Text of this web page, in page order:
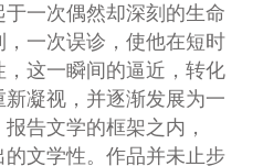
于一次偶然却深刻的生命
一次误诊，使他在短时
这一瞬间的逼近，转化
凝视，并逐渐发展为一
告文学的框架之内，
的文学性。作品并未止步